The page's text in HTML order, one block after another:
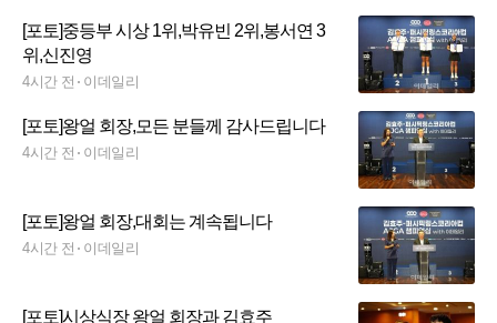
[포토]중등부 시상 1위,박유빈 2위,봉서연 3
위,신진영
4시간 전 이데일리
[포토]왕얼 회장,모든 분들께 감사드립니다
4시간 전 이데일리
[포토]왕얼 회장,대회는 계속됩니다
4시간 전 이데일리
[포토]시상식장 왕얼 회장과 김효주